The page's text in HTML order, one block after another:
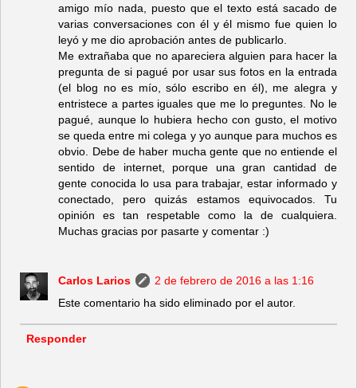
amigo mío nada, puesto que el texto está sacado de
varias conversaciones con él y él mismo fue quien lo
leyó y me dio aprobación antes de publicarlo.
Me extrañaba que no apareciera alguien para hacer la
pregunta de si pagué por usar sus fotos en la entrada
(el blog no es mío, sólo escribo en él), me alegra y
entristece a partes iguales que me lo preguntes. No le
pagué, aunque lo hubiera hecho con gusto, el motivo
se queda entre mi colega y yo aunque para muchos es
obvio. Debe de haber mucha gente que no entiende el
sentido de internet, porque una gran cantidad de
gente conocida lo usa para trabajar, estar informado y
conectado, pero quizás estamos equivocados. Tu
opinión es tan respetable como la de cualquiera.
Muchas gracias por pasarte y comentar :)
Carlos Larios
2 de febrero de 2016 a las 1:16
Este comentario ha sido eliminado por el autor.
Responder